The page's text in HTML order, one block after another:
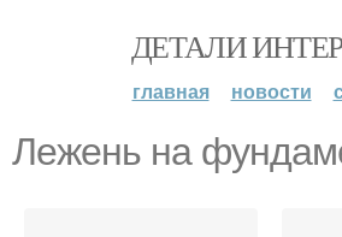
ДЕТАЛИ
главная новости
Лежень на